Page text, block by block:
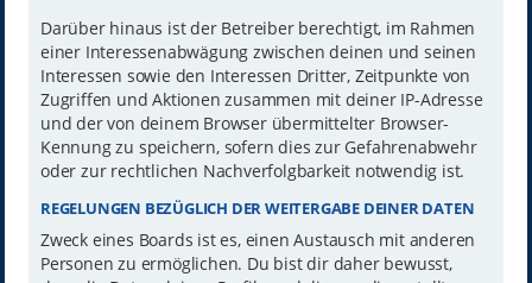
Darüber hinaus ist der Betreiber berechtigt, im Rahmen
einer Interessenabwägung zwischen deinen und seinen
Interessen sowie den Interessen Dritter, Zeitpunkte von
Zugriffen und Aktionen zusammen mit deiner IP-Adresse
und der von deinem Browser übermittelter Browser-
Kennung zu speichern, sofern dies zur Gefahrenabwehr
oder zur rechtlichen Nachverfolgbarkeit notwendig ist.
REGELUNGEN BEZÜGLICH DER WEITERGABE DEINER DATEN
Zweck eines Boards ist es, einen Austausch mit anderen
Personen zu ermöglichen. Du bist dir daher bewusst,